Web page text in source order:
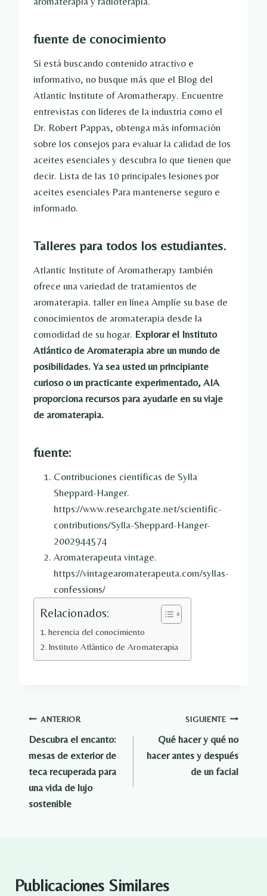
fuente de conocimiento
Si está buscando contenido atractivo e
informativo, no busque más que el Blog del
Atlantic Institute of Aromatherapy. Encuentre
entrevistas con líderes de la industria como el
Dr. Robert Pappas, obtenga más información
sobre los consejos para evaluar la calidad de los
aceites esenciales y descubra lo que tienen que
decir. Lista de las 10 principales lesiones por
aceites esenciales Para mantenerse seguro e
informado.
Talleres para todos los estudiantes.
Atlantic Institute of Aromatherapy también
ofrece una variedad de tratamientos de
aromaterapia. taller en línea Amplíe su base de
conocimientos de aromaterapia desde la
comodidad de su hogar. Explorar el Instituto
Atlántico de Aromaterapia abre un mundo de
posibilidades. Ya sea usted un principiante
curioso o un practicante experimentado, AIA
proporciona recursos para ayudarle en su viaje
de aromaterapia.
fuente:
Contribuciones científicas de Sylla
Sheppard-Hanger.
https://www.researchgate.net/scientific-
contributions/Sylla-Sheppard-Hanger-
2002944574
Aromaterapeuta vintage.
https://vintagearomaterapeuta.com/syllas-
confessions/
Relacionados:
herencia del conocimiento
Instituto Atlántico de Aromaterapia
Navegación
de
entradas
ANTERIOR
Descubra el encanto:
mesas de exterior de
teca recuperada para
una vida de lujo
sostenible
SIGUIENTE
Qué hacer y qué no
hacer antes y después
de un facial
Publicaciones Similares